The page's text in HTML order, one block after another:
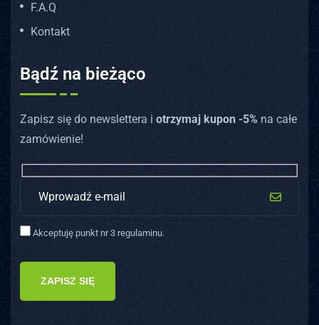
F.A.Q
Kontakt
Bądź na bieżąco
Zapisz się do newslettera i otrzymaj kupon -5% na całe
zamówienie!
Akceptuję punkt nr 3 regulaminu.
ZAPISZ SIĘ